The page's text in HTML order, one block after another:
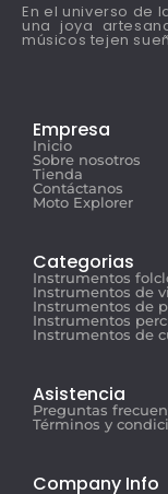
En el universo de
una joya
músicos tejen
Empresa
Inicio
Sobre nosotros
Tienda
Contáctanos
Moto Explorer
Categorias
Instrumentos
Instrumentos de
Instrumentos de
Instrumentos
Instrumentos de
Asistencia
Preguntas
Términos y
Company Info